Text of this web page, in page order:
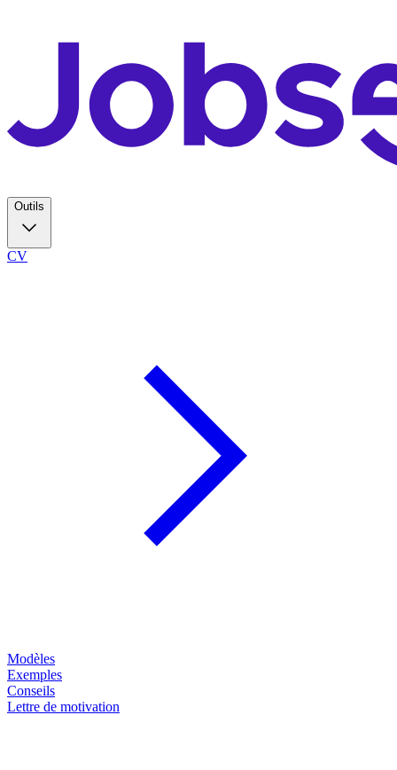
Outils
CV
Modèles
Exemples
Conseils
Lettre de motivation